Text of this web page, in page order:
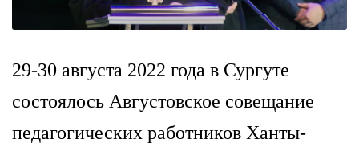
29-30 августа 2022 года в Сургуте
состоялось Августовское совещание
педагогических работников Ханты-